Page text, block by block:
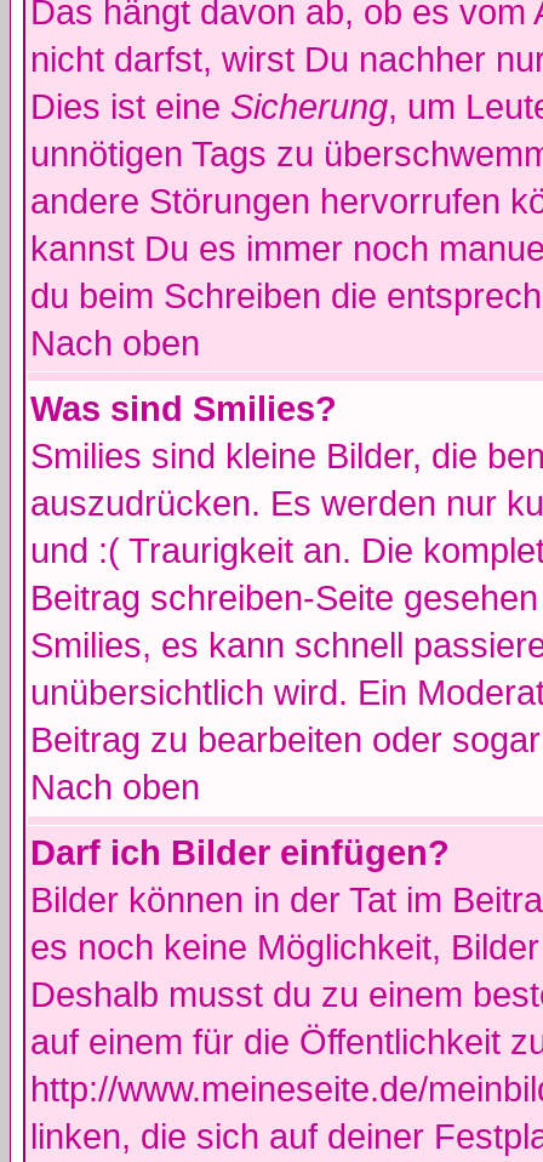
Das hängt davon ab, ob es
nicht darfst, wirst Du nachher
Dies ist eine Sicherung, um
unnötigen Tags zu
andere Störungen hervorrufen
kannst Du es immer noch
du beim Schreiben die
Nach oben
Was sind Smilies?
Smilies sind kleine Bilder, die
auszudrücken. Es werden nur
und :( Traurigkeit an. Die
Beitrag schreiben-Seite
Smilies, es kann schnell
unübersichtlich wird. Ein
Beitrag zu bearbeiten oder
Nach oben
Darf ich Bilder einfügen?
Bilder können in der Tat im
es noch keine Möglichkeit,
Deshalb musst du zu einem
auf einem für die Öffentlichkeit
http://www.meineseite.de/
linken, die sich auf deiner